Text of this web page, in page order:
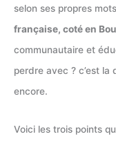
selon ses propres
française, coté en
communautaire et
perdre avec ? c’est la
encore.
Voici les trois points